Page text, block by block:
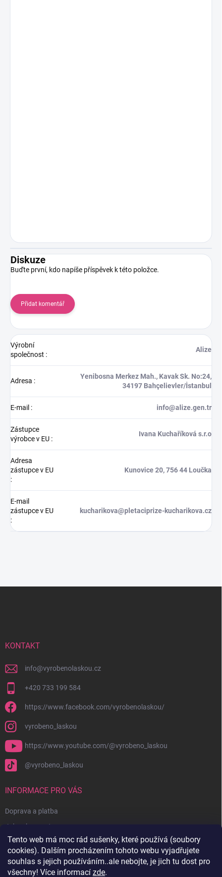
Tento web má moc rád sušenky, které používá (soubory
cookies). Dalším procházením tohoto webu vyjadřujete
souhlas s jejich používáním..ale nebojte, je jich tu dost pro
všechny! Více informací zde.
Diskuze
Buďte první, kdo napíše příspěvek k této položce.
Přidat komentář
Výrobní
společnost :
Alize
Adresa :
Yenibosna Merkez Mah., Kavak Sk. No:24,
34197 Bahçelievler/İstanbul
E-mail : info@alize.gen.tr
Zástupce
výrobce v EU :
Ivana Kuchaříková s.r.o
Adresa
zástupce v EU
:
Kunovice 20, 756 44 Loučka
E-mail
zástupce v EU
:
kucharikova@pletaciprize-kucharikova.cz
KONTAKT
info@vyrobenolaskou.cz
+420 733 199 584
https://www.facebook.com/vyrobenolaskou/
vyrobeno_laskou
https://www.youtube.com/@vyrobeno_laskou
@vyrobeno_laskou
INFORMACE PRO VÁS
Doprava a platba
Jak nakupovat
Obchodní podmínky + reklamační řád
Ochrana osobních údajů
Kontakty